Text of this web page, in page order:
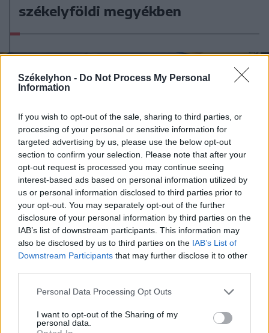
Székelyhon - Do Not Process My Personal
Information
If you wish to opt-out of the sale, sharing to third parties, or
processing of your personal or sensitive information for
targeted advertising by us, please use the below opt-out
section to confirm your selection. Please note that after your
opt-out request is processed you may continue seeing
interest-based ads based on personal information utilized by
us or personal information disclosed to third parties prior to
your opt-out. You may separately opt-out of the further
disclosure of your personal information by third parties on the
IAB’s list of downstream participants. This information may
also be disclosed by us to third parties on the IAB’s List of
Downstream Participants that may further disclose it to other
Personal Data Processing Opt Outs
I want to opt-out of the Sharing of my
personal data.
székelyföldi megyékben
2026. augusztus 07., péntek
Hetek óta először csökkent az
üzemanyagok ára